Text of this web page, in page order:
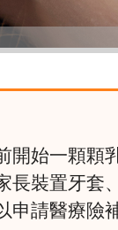
開始一顆顆
長裝置牙套
申請醫療險